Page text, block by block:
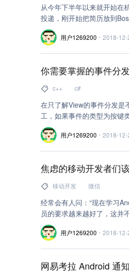
从今年下半年以来就开始在
投递，刚开始把简历放到
易的，但是只是想找一个技
越高，如果简历写得一般，
用户1269200 2018-12-
你需要掌握的事件分
c++ c#
在只了解View的事件分发是
工，如果事件的类型为按键
frameworks/native/
用户1269200 2018-12-
焦虑的移动开发者们
移动开发 微信
经常会有人问：“现在学习
员的要求越来越好了，这并
用户1269200 2018-12-
网易考拉 Android 通